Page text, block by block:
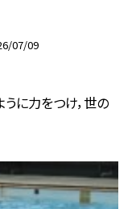
07/09
に力をつけ，世の